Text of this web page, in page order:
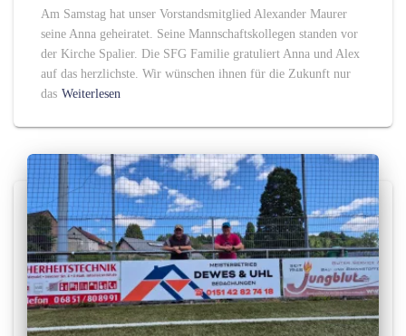
Am Samstag hat unser Vorstandsmitglied Alexander Maurer
seine Anna geheiratet. Seine Mannschaftskollegen standen vor
der Kirche Spalier. Die SFG Familie gratuliert Anna und Alex
auf das herzlichste. Wir wünschen ihnen für die Zukunft nur
das Weiterlesen